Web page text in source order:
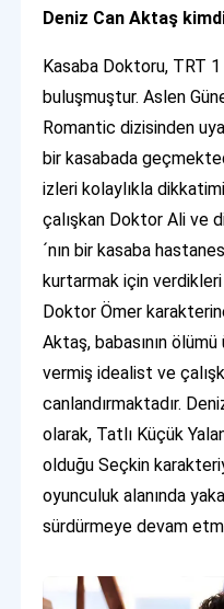
Deniz Can Aktaş
Kasaba Doktoru, TRT
buluşmuştur. Aslen
Romantic dizisinden
bir kasabada
izleri kolaylıkla
çalışkan Doktor Ali ve
´nın bir kasaba
kurtarmak için
Doktor Ömer
Aktaş, babasının
vermiş idealist ve
canlandırmaktadır.
olarak, Tatlı Küçük
olduğu Seçkin
oyunculuk alanında
sürdürmeye devam